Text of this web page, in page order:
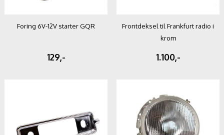
Foring 6V-12V starter GQR
129,-
Frontdeksel til Frankfurt radio i
krom
1.100,-